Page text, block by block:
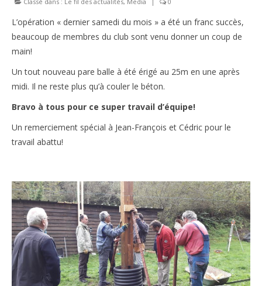
Les réglementations et documents
Les tirs pratiqués
Les équipements
Les disciplines Armes Anciennes
ÉCOLE DE TIR
Présentation
Inscription 10M Centre Ville
COMPÉTITIONS
Inscriptions
L’opération « dernier samedi du mois » a été un franc succès,
beaucoup de membres du club sont venu donner un coup de
main!
Un tout nouveau pare balle à été érigé au 25m en une après
midi. Il ne reste plus qu’à couler le béton.
Bravo à tous pour ce super travail d’équipe!
Un remerciement spécial à Jean-François et Cédric pour le
travail abattu!